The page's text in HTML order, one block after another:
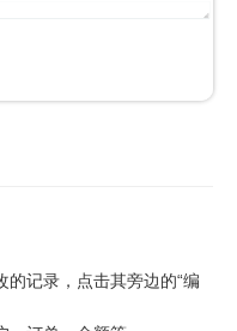
记录，点击其旁边的“编